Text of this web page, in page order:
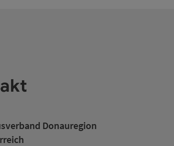
Donauregion